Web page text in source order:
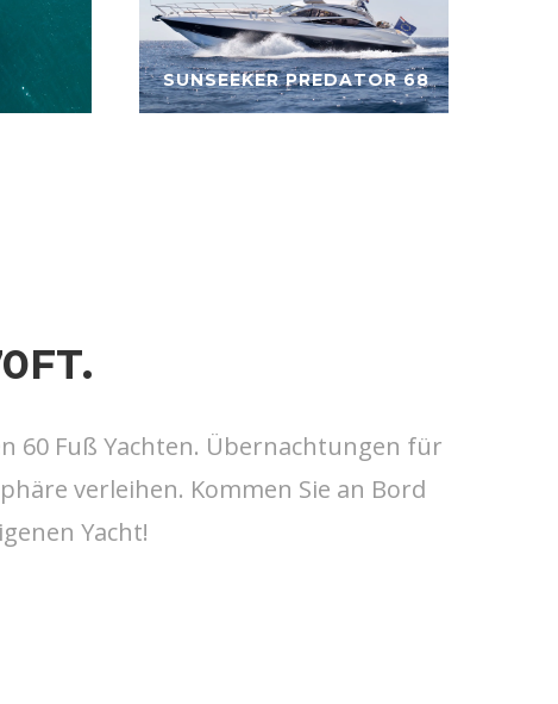
SUNSEEKER PREDATOR 68
60 Fuß Yachten. Übernachtungen für
verleihen. Kommen Sie an Bord
Yacht!